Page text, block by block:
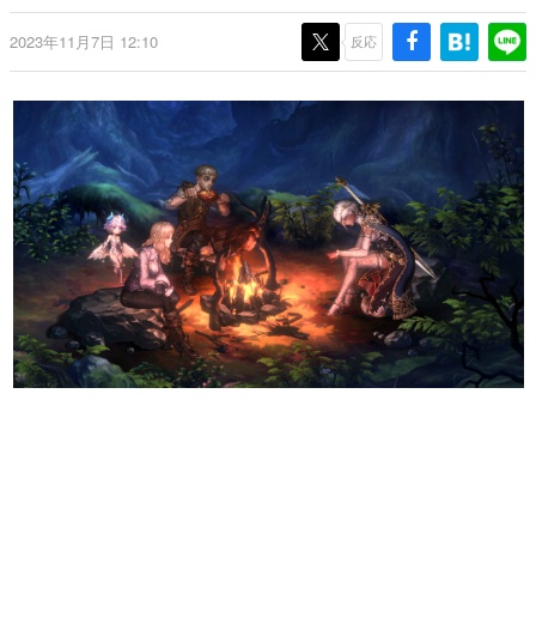
ゲーム世代の作家たち
ゲームに多大な影響を受けた作家さんに取材し、ゲームが
日本のコンテンツ産業やカルチャーに与えた影響を探る企
画です。
日本モバイルゲーム産業史
日本のモバイルゲーム史における主要なトピック・タイト
ルを網羅するほか、開発者へのインタビューや識者による
解説を掲載。約20年の歴史が一望できる決定版！
若ゲのいたり〜ゲームクリエイターの青春〜
『うつヌケ』『ペンと箸』等で知られるマンガ家・田中圭
一先生によるゲーム業界レポートマンガです。
なんでゲームは面白い？
ゲーム開発者・hamatsu氏がゲームの魅力を画面や操作の
具体的な形から解き明かしていく、硬派で骨太な評論連載
です。
2023年11月7日 12:10 反応